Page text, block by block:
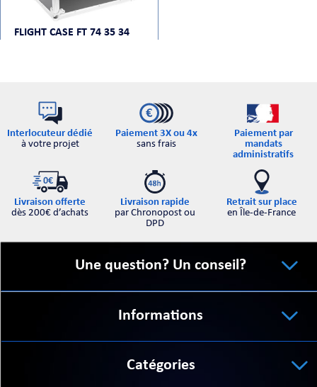
FLIGHT CASE FT 74 35 34
Interlocuteur dédié
à votre projet
Paiement 3X ou 4x
sans frais
Paiement par
mandats
administratifs
Livraison offerte
dès 200€ d’achats
Livraison rapide
par Chronopost ou
DPD
Retrait sur place
en Île-de-France
Une question? Un conseil?
Informations
Catégories